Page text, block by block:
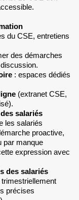
du CSE, entretiens
des démarches
: espaces dédiés
(extranet CSE,
salariés
les salariés
proactive,
par manque
expression avec
des salariés
précises